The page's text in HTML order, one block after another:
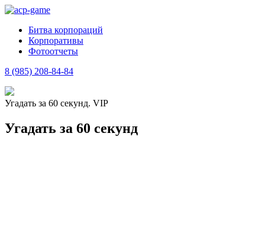
Битва корпораций
Корпоративы
Фотоотчеты
8 (985) 208-84-84
Угадать за 60 секунд. VIP
Угадать за 60 секунд